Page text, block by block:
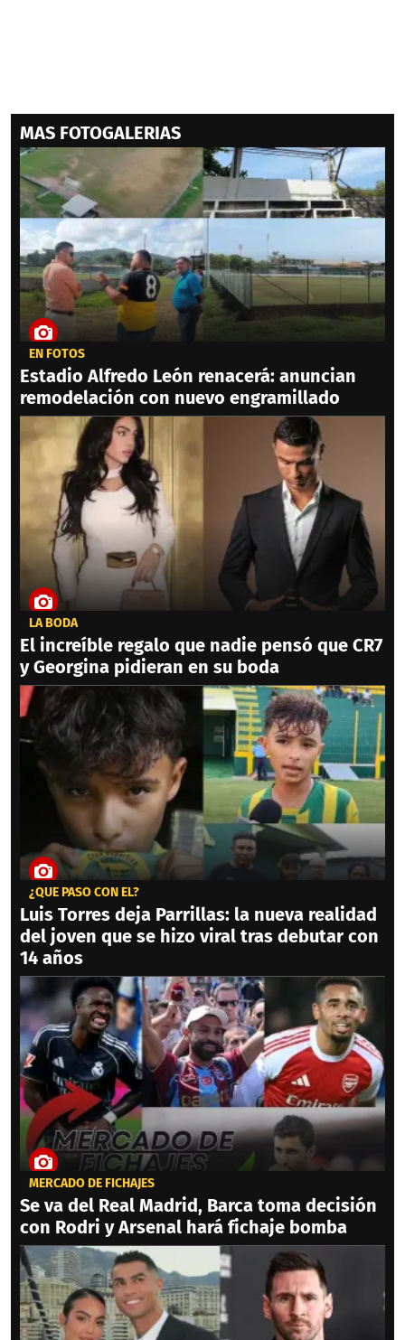
MAS FOTOGALERIAS
EN FOTOS
Estadio Alfredo León renacerá: anuncian
remodelación con nuevo engramillado
LA BODA
El increíble regalo que nadie pensó que CR7
y Georgina pidieran en su boda
¿QUÉ PASÓ CON ÉL?
Luis Torres deja Parrillas: la nueva realidad
del joven que se hizo viral tras debutar con
14 años
MERCADO DE FICHAJES
Se va del Real Madrid, Barca toma decisión
con Rodri y Arsenal hará fichaje bomba